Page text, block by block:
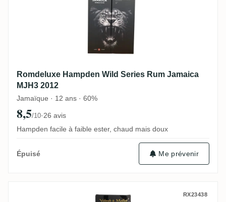
Romdeluxe Hampden Wild Series Rum Jamaica
MJH3 2012
Jamaïque · 12 ans · 60%
8,5/10·26 avis
Hampden facile à faible ester, chaud mais doux
Épuisé Me prévenir
Valinch & Mallet Hampden Trelawny -
RX23438